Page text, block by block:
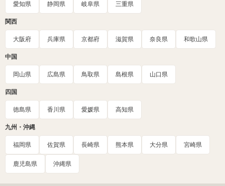
愛知県 静岡県 岐阜県 三重県
関西
大阪府 兵庫県 京都府 滋賀県 奈良県 和歌山県
中国
岡山県 広島県 鳥取県 島根県 山口県
四国
徳島県 香川県 愛媛県 高知県
九州・沖縄
福岡県 佐賀県 長崎県 熊本県 大分県 宮崎県
鹿児島県 沖縄県